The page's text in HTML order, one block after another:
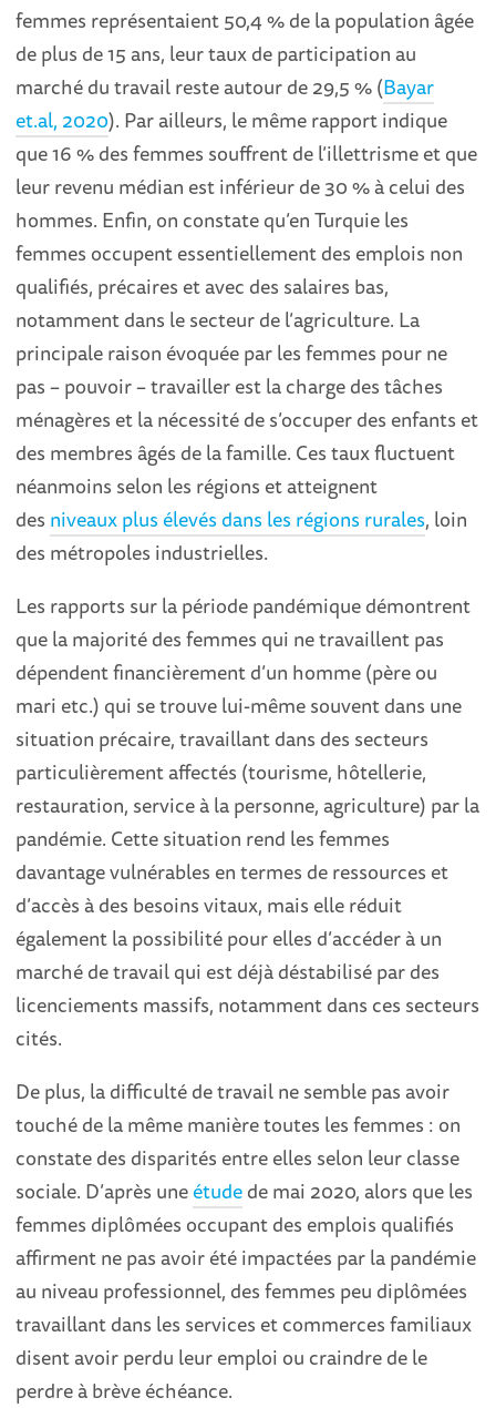
femmes représentaient 50,4 % de la population âgée
de plus de 15 ans, leur taux de participation au
marché du travail reste autour de 29,5 % (Bayar
et.al, 2020). Par ailleurs, le même rapport indique
que 16 % des femmes souffrent de l’illettrisme et que
leur revenu médian est inférieur de 30 % à celui des
hommes. Enfin, on constate qu’en Turquie les
femmes occupent essentiellement des emplois non
qualifiés, précaires et avec des salaires bas,
notamment dans le secteur de l’agriculture. La
principale raison évoquée par les femmes pour ne
pas – pouvoir – travailler est la charge des tâches
ménagères et la nécessité de s’occuper des enfants et
des membres âgés de la famille. Ces taux fluctuent
néanmoins selon les régions et atteignent
des niveaux plus élevés dans les régions rurales, loin
des métropoles industrielles.
Les rapports sur la période pandémique démontrent
que la majorité des femmes qui ne travaillent pas
dépendent financièrement d’un homme (père ou
mari etc.) qui se trouve lui-même souvent dans une
situation précaire, travaillant dans des secteurs
particulièrement affectés (tourisme, hôtellerie,
restauration, service à la personne, agriculture) par la
pandémie. Cette situation rend les femmes
davantage vulnérables en termes de ressources et
d’accès à des besoins vitaux, mais elle réduit
également la possibilité pour elles d’accéder à un
marché de travail qui est déjà déstabilisé par des
licenciements massifs, notamment dans ces secteurs
cités.
De plus, la difficulté de travail ne semble pas avoir
touché de la même manière toutes les femmes : on
constate des disparités entre elles selon leur classe
sociale. D’après uneétudede mai 2020, alors que les
femmes diplômées occupant des emplois qualifiés
affirment ne pas avoir été impactées par la pandémie
au niveau professionnel, des femmes peu diplômées
travaillant dans les services et commerces familiaux
disent avoir perdu leur emploi ou craindre de le
perdre à brève échéance.